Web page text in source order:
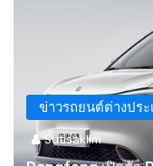
ข่าวรถยนต์ต่างประ
Sutisaklim